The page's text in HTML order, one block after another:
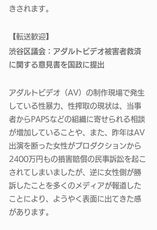
きされます。
【転送歓迎】
渋谷区議会：アダルトビデオ被害者救済
に関する意見書を国政に提出
アダルトビデオ（AV）の制作現場で発生
している性暴力、性搾取の現状は、当事
者からPAPSなどの組織に寄せられる相談
が増加していることや、また、昨年はAV
出演を断った女性がプロダクションから
2400万円もの損害賠償の民事訴訟を起こ
されてしまいましたが、逆に女性側が勝
訴したことを多くのメディアが報道した
ことにより、ようやく表面に出てきた感
があります。